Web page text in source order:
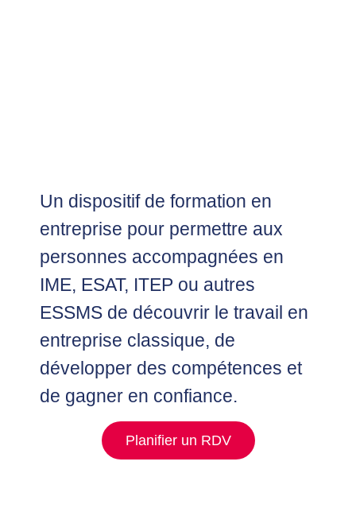
Un dispositif de formation en
entreprise pour permettre aux
personnes accompagnées en
IME, ESAT, ITEP ou autres
ESSMS de découvrir le travail en
entreprise classique, de
développer des compétences et
de gagner en confiance.
Planifier un RDV